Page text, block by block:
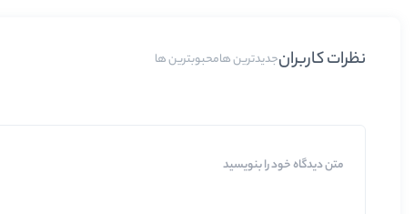
نظرات کاربرانجدیدترین هامحبوبترین ها